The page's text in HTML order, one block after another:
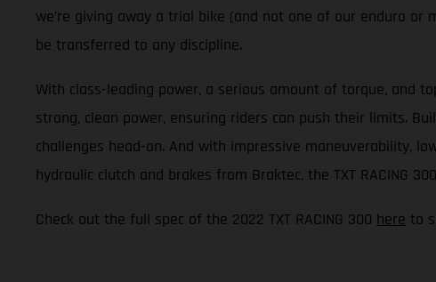
we’re giving away a trial bike (and not one of our enduro
be transferred to any discipline.
With class-leading power, a serious amount of torque, and
strong, clean power, ensuring riders can push their limits.
challenges head-on. And with impressive maneuverability,
hydraulic clutch and brakes from Braktec, the TXT RACING
Check out the full spec of the 2022 TXT RACING 300 here to